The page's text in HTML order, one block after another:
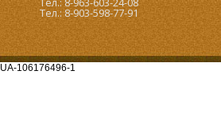
Тел.: 8-903-598-77-91
UA-106176496-1